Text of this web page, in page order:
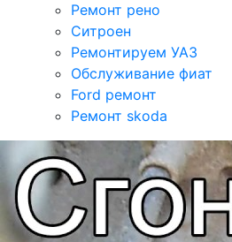
Ремонт рено
Ситроен
Ремонтируем УАЗ
Обслуживание фиат
Ford ремонт
Ремонт skoda